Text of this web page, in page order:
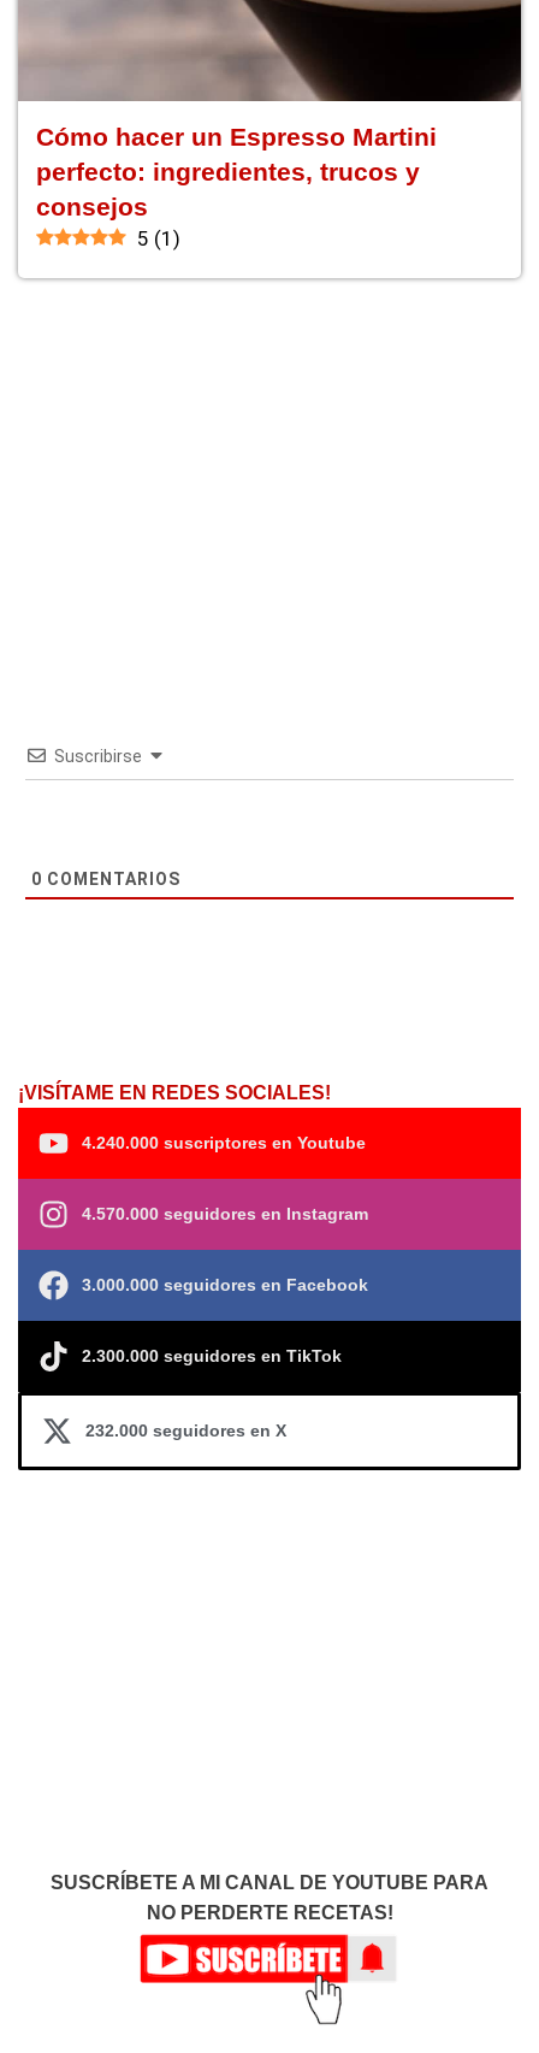
Cómo hacer un Espresso Martini
perfecto: ingredientes, trucos y
consejos
5 (1 )
Suscribirse
0 COMENTARIOS
¡VISÍTAME EN REDES SOCIALES!
4.240.000 suscriptores en Youtube
4.570.000 seguidores en Instagram
3.000.000 seguidores en Facebook
2.300.000 seguidores en TikTok
232.000 seguidores en X
SUSCRÍBETE A MI CANAL DE YOUTUBE PARA
NO PERDERTE RECETAS!